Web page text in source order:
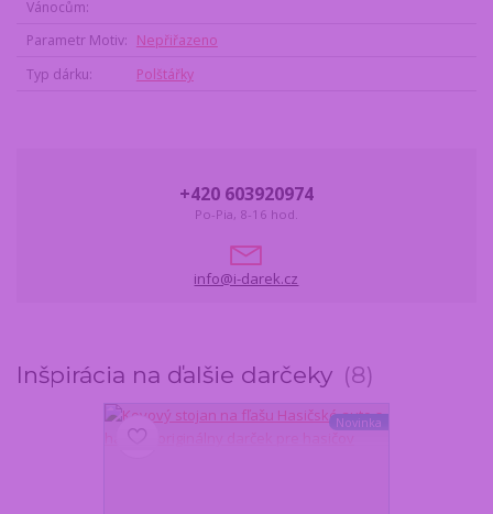
Vánocům
Parametr Motiv
Nepřiřazeno
Typ dárku
Polštářky
+420 603920974
Po-Pia, 8-16 hod.
info@i-darek.cz
Inšpirácia na ďalšie darčeky 8
Novinka